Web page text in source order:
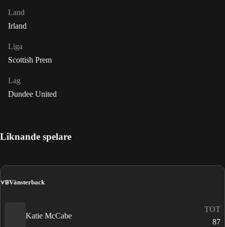
Land
Irland
Liga
Scottish Prem
Lag
Dundee United
Liknande spelare
VBVänsterback
Katie McCabe
TOT
87